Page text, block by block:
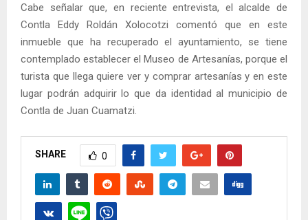
Cabe señalar que, en reciente entrevista, el alcalde de
Contla Eddy Roldán Xolocotzi comentó que en este
inmueble que ha recuperado el ayuntamiento, se tiene
contemplado establecer el Museo de Artesanías, porque el
turista que llega quiere ver y comprar artesanías y en este
lugar podrán adquirir lo que da identidad al municipio de
Contla de Juan Cuamatzi.
SHARE 0